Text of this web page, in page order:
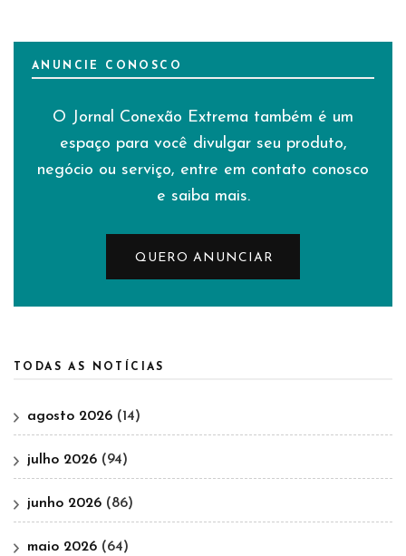
ANUNCIE CONOSCO
O Jornal Conexão Extrema também é um
espaço para você divulgar seu produto,
negócio ou serviço, entre em contato conosco
e saiba mais.
QUERO ANUNCIAR
TODAS AS NOTÍCIAS
agosto 2026 (14)
julho 2026 (94)
junho 2026 (86)
maio 2026 (64)